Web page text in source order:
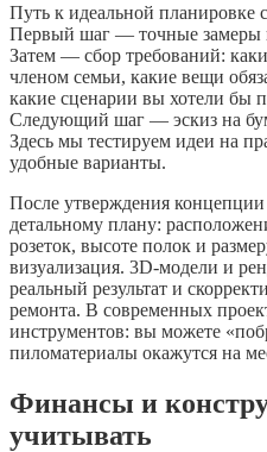
Путь к идеальной планировке
Первый шаг — точные замеры
Затем — сбор требований:
членом семьи, какие вещи
какие сценарии вы хотели бы
Следующий шаг — эскиз на
Здесь мы тестируем идеи на
удобные варианты.
После утверждения
детальному плану:
розеток, высоте полок и
визуализация. 3D-модели и
реальный результат и
ремонта. В современных
инструментов: вы можете
пиломатериалы окажутся на
Финансы и
учитывать